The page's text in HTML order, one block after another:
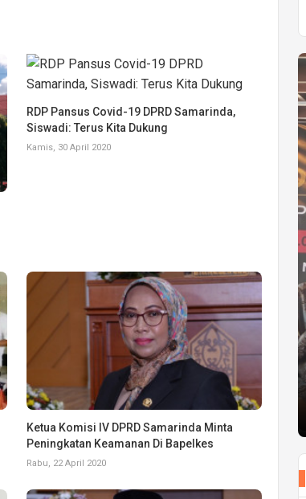
RDP Pansus Covid-19 DPRD Samarinda,
Siswadi: Terus Kita Dukung
Kamis, 30 April 2020
Ketua Komisi IV DPRD Samarinda Minta
Peningkatan Keamanan Di Bapelkes
Rabu, 22 April 2020